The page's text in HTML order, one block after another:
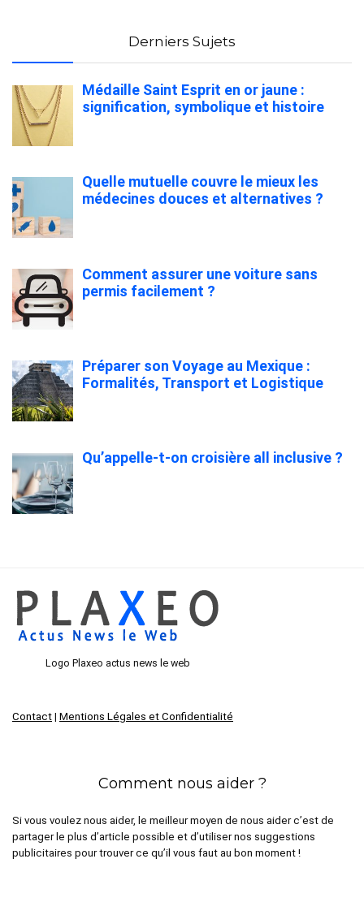
Derniers Sujets
Médaille Saint Esprit en or jaune :
signification, symbolique et histoire
Quelle mutuelle couvre le mieux les
médecines douces et alternatives ?
Comment assurer une voiture sans
permis facilement ?
Préparer son Voyage au Mexique :
Formalités, Transport et Logistique
Qu’appelle-t-on croisière all inclusive ?
Logo Plaxeo actus news le web
Contact | Mentions Légales et Confidentialité
Comment nous aider ?
Si vous voulez nous aider, le meilleur moyen de nous aider c’est de
partager le plus d’article possible et d’utiliser nos suggestions
publicitaires pour trouver ce qu’il vous faut au bon moment !